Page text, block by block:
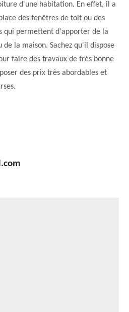
d'une habitation. En effet, il a
des fenêtres de toit ou des
qui permettent d'apporter de la
la maison. Sachez qu'il dispose
faire des travaux de très bonne
des prix très abordables et